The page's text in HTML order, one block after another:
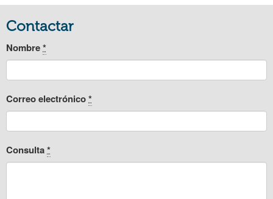
Contactar
Nombre*
Correo electrónico*
Consulta*